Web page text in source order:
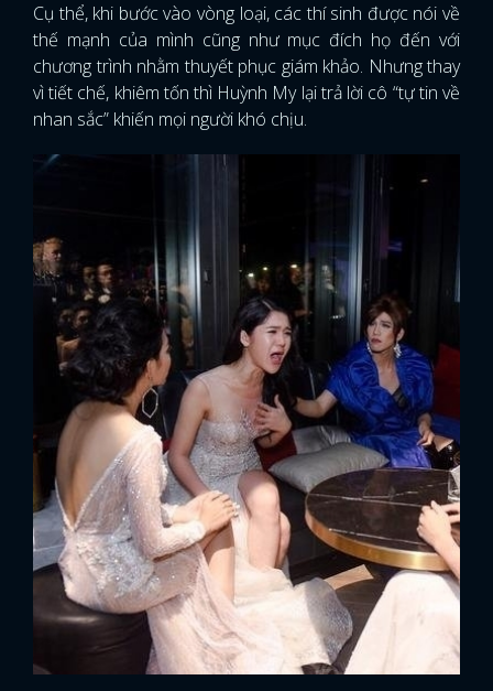
Cụ thể, khi bước vào vòng loại, các thí sinh được nói về
thế mạnh của mình cũng như mục đích họ đến với
chương trình nhằm thuyết phục giám khảo. Nhưng thay
vì tiết chế, khiêm tốn thì Huỳnh My lại trả lời cô “tự tin về
nhan sắc” khiến mọi người khó chịu.